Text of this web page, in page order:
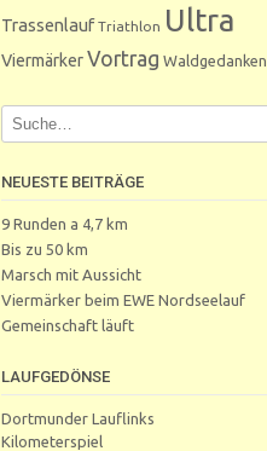
Trassenlauf Triathlon Ultra
ViermärkerVortrag Waldgedanken
NEUESTE BEITRÄGE
9 Runden a 4,7 km
Bis zu 50 km
Marsch mit Aussicht
Viermärker beim EWE Nordseelauf
Gemeinschaft läuft
LAUFGEDÖNSE
Dortmunder Lauflinks
Kilometerspiel